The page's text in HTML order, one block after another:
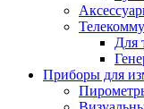
Для
Приборы для